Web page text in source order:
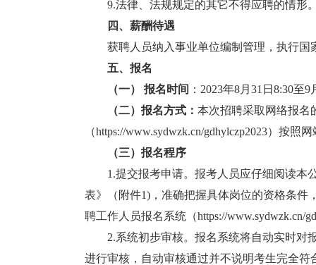
9.法律、法规规定的其它不得应聘的情形
四、薪酬待遇
获聘人员纳入事业单位编制管理，执行国
五、报名
（一） 报名时间 ：2023年8月31日8:30至9
（二）报名方式： 本次招聘采取网络报名
（https://www.sydwzk.cn/gdhylczp2023）按照
（三）报名程序
1.提交报考申请。报考人员应仔细阅读本公
表》（附件1)，准确把握具体岗位的资格条件
聘工作人员报名系统（https://www.sydwzk.cn/
2.系统初步审核。报名系统将自动实时对
进行审核，自动审核通过并不说明考生完全